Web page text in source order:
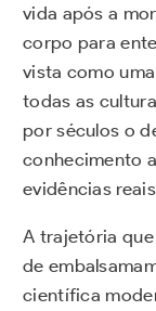
vida após a
corpo para
vista como
todas as
por séculos o
conhecimento
evidências
A trajetória
de
científica